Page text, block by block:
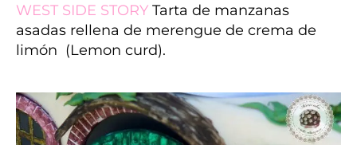
WEST SIDE STORY Tarta de manzanas
asadas rellena de merengue de crema de
limón (Lemon curd).